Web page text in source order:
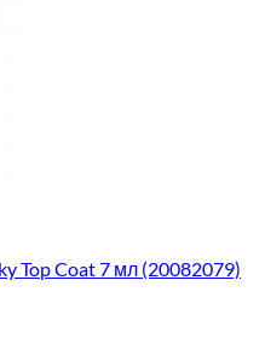
Top Coat 7 мл (20082079)